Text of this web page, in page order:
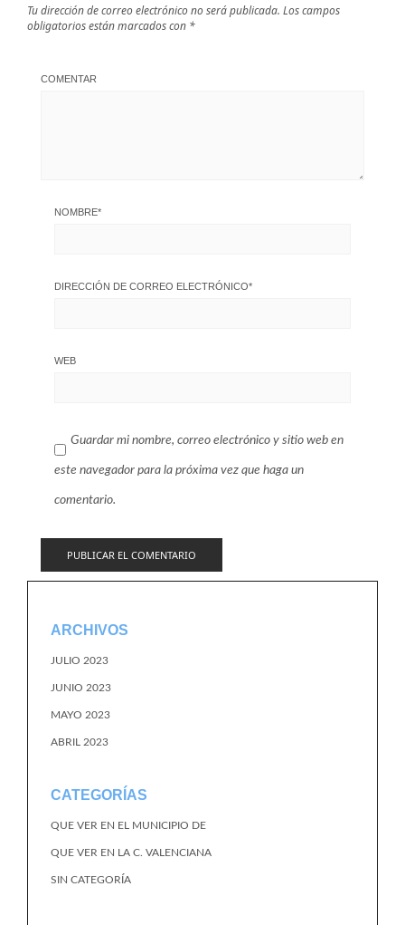
Tu dirección de correo electrónico no será publicada. Los campos
obligatorios están marcados con *
COMENTAR
NOMBRE*
DIRECCIÓN DE CORREO ELECTRÓNICO*
WEB
Guardar mi nombre, correo electrónico y sitio web en
este navegador para la próxima vez que haga un
comentario.
ARCHIVOS
JULIO 2023
JUNIO 2023
MAYO 2023
ABRIL 2023
CATEGORÍAS
QUE VER EN EL MUNICIPIO DE
QUE VER EN LA C. VALENCIANA
SIN CATEGORÍA